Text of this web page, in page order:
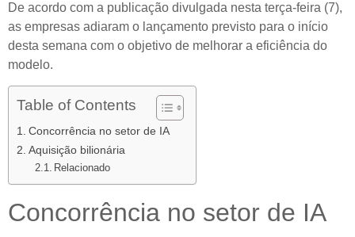
De acordo com a publicação divulgada nesta terça-feira (7),
as empresas adiaram o lançamento previsto para o início
desta semana com o objetivo de melhorar a eficiência do
modelo.
Table of Contents
Concorrência no setor de IA
Aquisição bilionária
Relacionado
Concorrência no setor de IA